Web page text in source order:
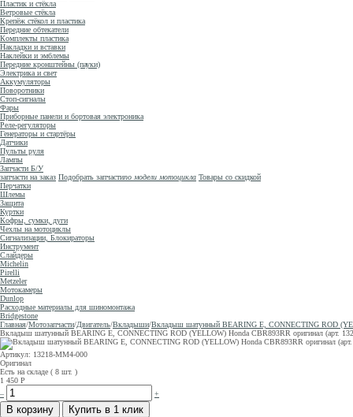
Пластик и стёкла
Ветровые стёкла
Крепёж стёкол и пластика
Передние обтекатели
Комплекты пластика
Накладки и вставки
Наклейки и эмблемы
Передние кронштейны (пауки)
Электрика и свет
Аккумуляторы
Поворотники
Стоп-сигналы
Фары
Приборные панели и бортовая электроника
Реле-регуляторы
Генераторы и стартёры
Датчики
Пульты руля
Лампы
Запчасти Б/У
запчасти на заказ Подобрать запчастипо модели мотоцикла Товары со скидкой
Перчатки
Шлемы
Защита
Куртки
Кофры, сумки, дуги
Чехлы на мотоциклы
Сигнализации, Блокираторы
Инструмент
Слайдеры
Michelin
Pirelli
Metzeler
Мотокамеры
Dunlop
Расходные материалы для шиномонтажа
Bridgestone
Главная/Мотозапчасти/Двигатель/Вкладыши/Вкладыш шатунный BEARING E, CONNECTING ROD
Вкладыш шатунный BEARING E, CONNECTING ROD (YELLOW) Honda CBR893RR оригинал (арт.
Артикул: 13218-MM4-000
Оригинал
Есть на складе ( 8 шт. )
1 450 Р
–
+